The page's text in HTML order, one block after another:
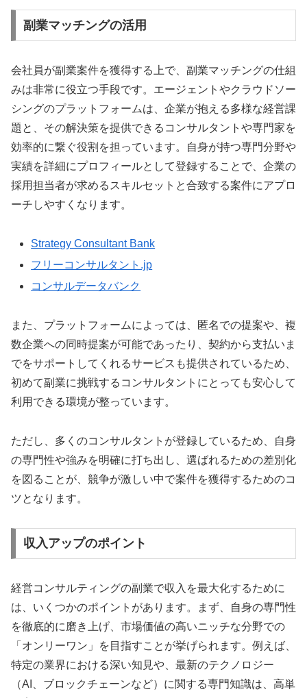
副業マッチングの活用
会社員が副業案件を獲得する上で、副業マッチングの仕組
みは非常に役立つ手段です。エージェントやクラウドソー
シングのプラットフォームは、企業が抱える多様な経営課
題と、その解決策を提供できるコンサルタントや専門家を
効率的に繋ぐ役割を担っています。自身が持つ専門分野や
実績を詳細にプロフィールとして登録することで、企業の
採用担当者が求めるスキルセットと合致する案件にアプロ
ーチしやすくなります。
Strategy Consultant Bank
フリーコンサルタント.jp
コンサルデータバンク
また、プラットフォームによっては、匿名での提案や、複
数企業への同時提案が可能であったり、契約から支払いま
でをサポートしてくれるサービスも提供されているため、
初めて副業に挑戦するコンサルタントにとっても安心して
利用できる環境が整っています。
ただし、多くのコンサルタントが登録しているため、自身
の専門性や強みを明確に打ち出し、選ばれるための差別化
を図ることが、競争が激しい中で案件を獲得するためのコ
ツとなります。
収入アップのポイント
経営コンサルティングの副業で収入を最大化するために
は、いくつかのポイントがあります。まず、自身の専門性
を徹底的に磨き上げ、市場価値の高いニッチな分野での
「オンリーワン」を目指すことが挙げられます。例えば、
特定の業界における深い知見や、最新のテクノロジー
（AI、ブロックチェーンなど）に関する専門知識は、高単